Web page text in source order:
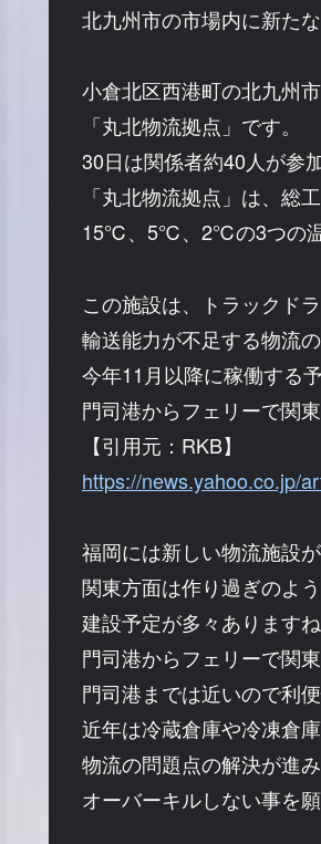
北九州市の市場内に新た
小倉北区西港町の北九州
「丸北物流拠点」です。
30日は関係者約40人が参
「丸北物流拠点」は、総
15℃、5℃、2℃の3つの温
この施設は、トラックド
輸送能力が不足する物流
今年11月以降に稼働する
門司港からフェリーで関
【引用元：RKB】
https://news.yahoo.co.jp/
福岡には新しい物流施設
関東方面は作り過ぎのよ
建設予定が多々ありますね
門司港からフェリーで関
門司港までは近いので利
近年は冷蔵倉庫や冷凍倉
物流の問題点の解決が進
オーバーキルしない事を